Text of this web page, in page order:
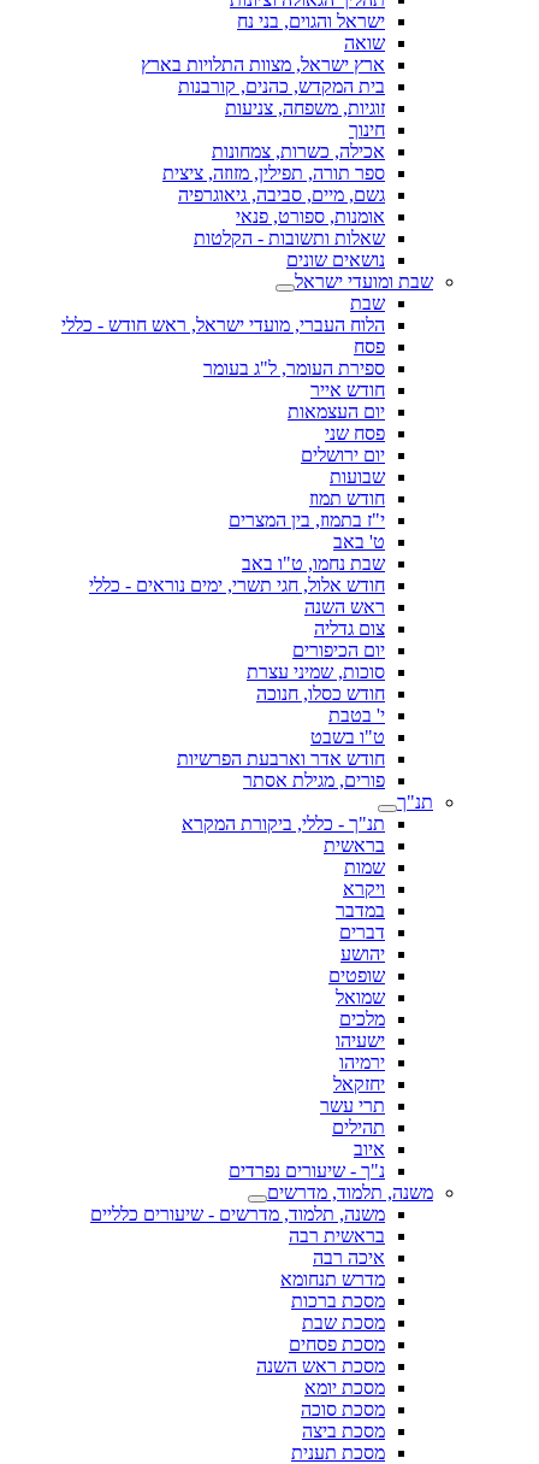
ישראל והגוים, בני נח
שואה
ארץ ישראל, מצוות התלויות בארץ
בית המקדש, כהנים, קורבנות
זוגיות, משפחה, צניעות
חינוך
אכילה, כשרות, צמחונות
ספר תורה, תפילין, מזוזה, ציצית
גשם, מיים, סביבה, גיאוגרפיה
אומנות, ספורט, פנאי
שאלות ותשובות - הקלטות
נושאים שונים
שבת ומועדי ישראל
שבת
הלוח העברי, מועדי ישראל, ראש חודש - כללי
פסח
ספירת העומר, ל"ג בעומר
חודש אייר
יום העצמאות
פסח שני
יום ירושלים
שבועות
חודש תמוז
י"ז בתמוז, בין המצרים
ט' באב
שבת נחמו, ט"ו באב
חודש אלול, חגי תשרי, ימים נוראים - כללי
ראש השנה
צום גדליה
יום הכיפורים
סוכות, שמיני עצרת
חודש כסלו, חנוכה
י' בטבת
ט"ו בשבט
חודש אדר וארבעת הפרשיות
פורים, מגילת אסתר
תנ"ך
תנ"ך - כללי, ביקורת המקרא
בראשית
שמות
ויקרא
במדבר
דברים
יהושע
שופטים
שמואל
מלכים
ישעיהו
ירמיהו
יחזקאל
תרי עשר
תהילים
איוב
נ"ך - שיעורים נפרדים
משנה, תלמוד, מדרשים
משנה, תלמוד, מדרשים - שיעורים כלליים
בראשית רבה
איכה רבה
מדרש תנחומא
מסכת ברכות
מסכת שבת
מסכת פסחים
מסכת ראש השנה
מסכת יומא
מסכת סוכה
מסכת ביצה
מסכת תענית